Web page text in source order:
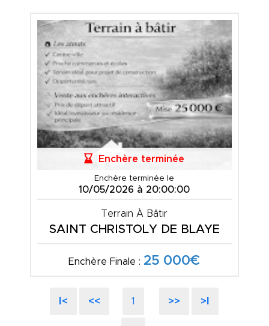
Enchère terminée
Enchère terminée le
10/05/2026 à 20:00:00
Terrain À Bâtir
SAINT CHRISTOLY DE BLAYE
Enchère Finale : 25 000€
I< << 1 >> >I